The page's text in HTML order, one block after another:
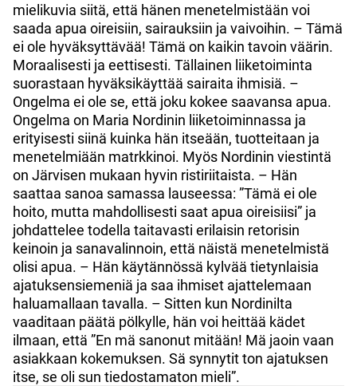
mielikuvia siitä, että hänen menetelmistään voi
saada apua oireisiin, sairauksiin ja vaivoihin. – Tämä
ei ole hyväksyttävää! Tämä on kaikin tavoin väärin.
Moraalisesti ja eettisesti. Tällainen liiketoiminta
suorastaan hyväksikäyttää sairaita ihmisiä. –
Ongelma ei ole se, että joku kokee saavansa apua.
Ongelma on Maria Nordinin liiketoiminnassa ja
erityisesti siinä kuinka hän itseään, tuotteitaan ja
menetelmiään matrkkinoi. Myös Nordinin viestintä
on Järvisen mukaan hyvin ristiriitaista. – Hän
saattaa sanoa samassa lauseessa: ”Tämä ei ole
hoito, mutta mahdollisesti saat apua oireisiisi” ja
johdattelee todella taitavasti erilaisin retorisin
keinoin ja sanavalinnoin, että näistä menetelmistä
olisi apua. – Hän käytännössä kylvää tietynlaisia
ajatuksensiemeniä ja saa ihmiset ajattelemaan
haluamallaan tavalla. – Sitten kun Nordinilta
vaaditaan päätä pölkylle, hän voi heittää kädet
ilmaan, että ”En mä sanonut mitään! Mä jaoin vaan
asiakkaan kokemuksen. Sä synnytit ton ajatuksen
itse, se oli sun tiedostamaton mieli”.